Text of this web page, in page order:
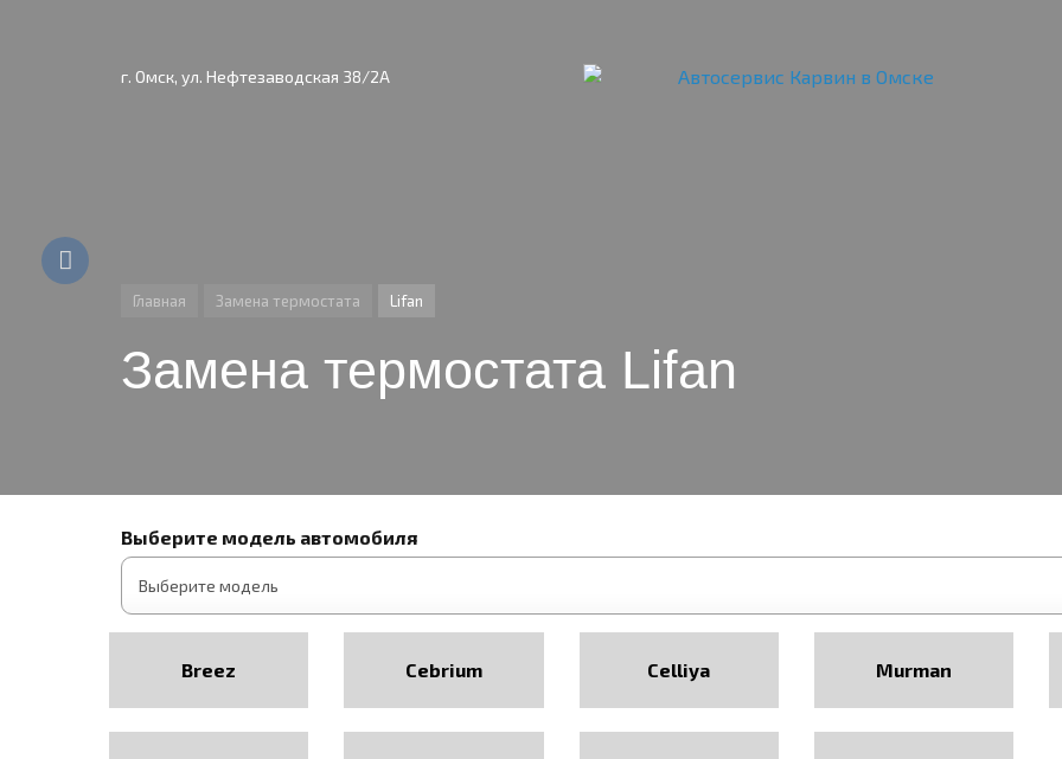
г. Омск, ул. Нефтезаводская 38/2А
Главная Замена термостата Lifan
Замена термостата Lifan
Выберите модель автомобиля
Breez Cebrium Celliya Murman